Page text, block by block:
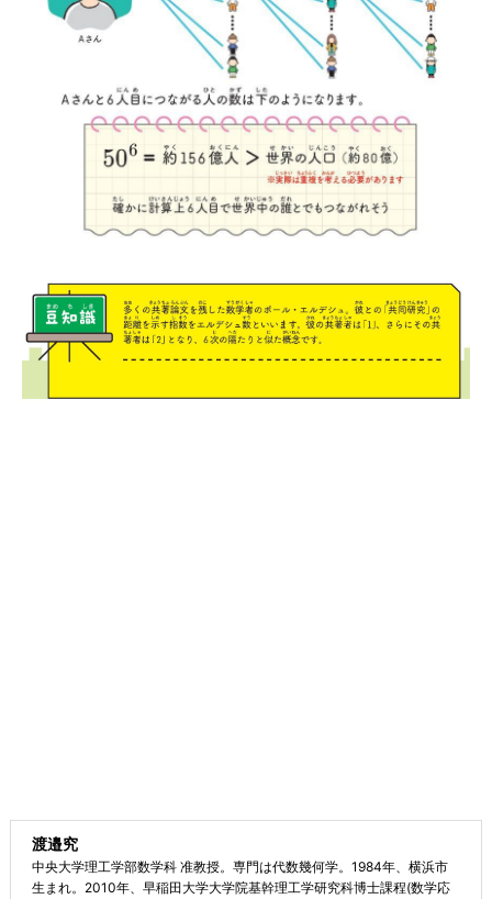
渡邉究
中央大学理工学部数学科 准教授。専門は代数幾何学。1984年、横浜市
生まれ。2010年、早稲田大学大学院基幹理工学研究科博士課程(数学応